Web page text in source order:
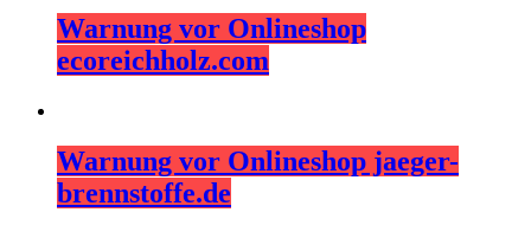
Warnung vor Onlineshop
ecoreichholz.com
Warnung vor Onlineshop jaeger-
brennstoffe.de